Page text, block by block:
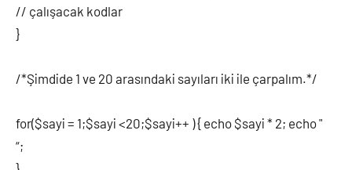
// çalışacak kodlar
}
/*Şimdide 1 ve 20 arasındaki sayıları iki ile çarpalım.*/
for($sayi = 1;$sayi <20;$sayi++ ) { echo $sayi * 2; echo "
“;